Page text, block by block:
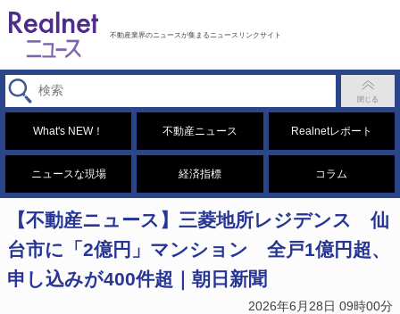
不動産業界のニュースが集まるニュースリンクサイト
What's NEW！ 不動産ニュース Realnetレポート
ニュースな現場 経済指標 コラム
【不動産ニュース】三菱地所レジデンス 仙
台市に「2億円」マンション 全戸1億円超、
申し込みが400件超｜朝日新聞
2026年6月28日 09時00分